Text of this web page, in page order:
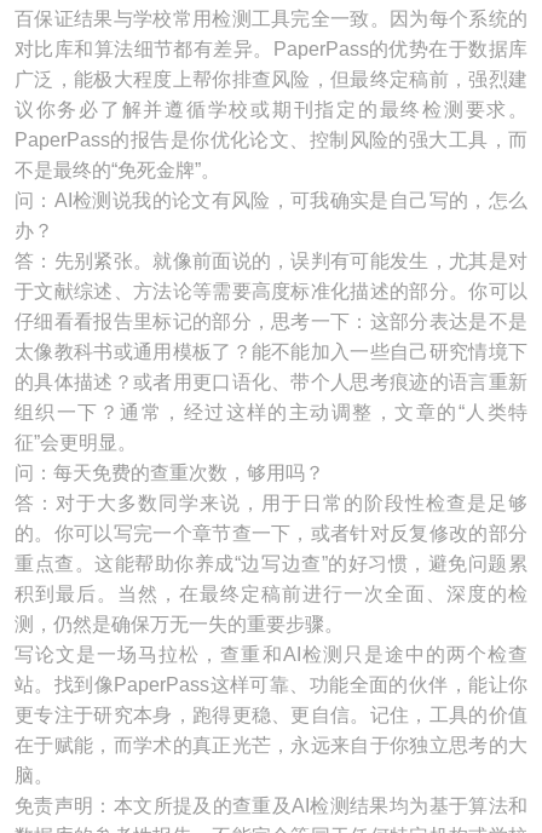
百保证结果与学校常用检测工具完全一致。因为每个系统的
对比库和算法细节都有差异。PaperPass的优势在于数据库
广泛，能极大程度上帮你排查风险，但最终定稿前，强烈建
议你务必了解并遵循学校或期刊指定的最终检测要求。
PaperPass的报告是你优化论文、控制风险的强大工具，而
不是最终的“免死金牌”。
问：AI检测说我的论文有风险，可我确实是自己写的，怎么
办？
答：先别紧张。就像前面说的，误判有可能发生，尤其是对
于文献综述、方法论等需要高度标准化描述的部分。你可以
仔细看看报告里标记的部分，思考一下：这部分表达是不是
太像教科书或通用模板了？能不能加入一些自己研究情境下
的具体描述？或者用更口语化、带个人思考痕迹的语言重新
组织一下？通常，经过这样的主动调整，文章的“人类特
征”会更明显。
问：每天免费的查重次数，够用吗？
答：对于大多数同学来说，用于日常的阶段性检查是足够
的。你可以写完一个章节查一下，或者针对反复修改的部分
重点查。这能帮助你养成“边写边查”的好习惯，避免问题累
积到最后。当然，在最终定稿前进行一次全面、深度的检
测，仍然是确保万无一失的重要步骤。
写论文是一场马拉松，查重和AI检测只是途中的两个检查
站。找到像PaperPass这样可靠、功能全面的伙伴，能让你
更专注于研究本身，跑得更稳、更自信。记住，工具的价值
在于赋能，而学术的真正光芒，永远来自于你独立思考的大
脑。
免责声明：本文所提及的查重及AI检测结果均为基于算法和